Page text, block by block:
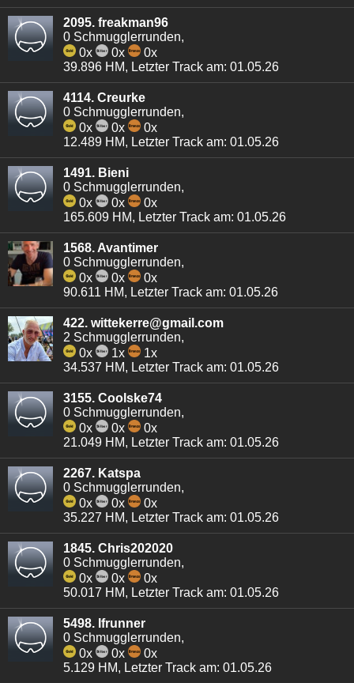
2095. freakman96
0 Schmugglerrunden,
0x
0x
0x
39.896 HM, Letzter Track am: 01.05.26
4114. Creurke
0 Schmugglerrunden,
0x
0x
0x
12.489 HM, Letzter Track am: 01.05.26
1491. Bieni
0 Schmugglerrunden,
0x
0x
0x
165.609 HM, Letzter Track am: 01.05.26
1568. Avantimer
0 Schmugglerrunden,
0x
0x
0x
90.611 HM, Letzter Track am: 01.05.26
422. wittekerre@gmail.com
2 Schmugglerrunden,
0x
1x
1x
34.537 HM, Letzter Track am: 01.05.26
3155. Coolske74
0 Schmugglerrunden,
0x
0x
0x
21.049 HM, Letzter Track am: 01.05.26
2267. Katspa
0 Schmugglerrunden,
0x
0x
0x
35.227 HM, Letzter Track am: 01.05.26
1845. Chris202020
0 Schmugglerrunden,
0x
0x
0x
50.017 HM, Letzter Track am: 01.05.26
5498. Ifrunner
0 Schmugglerrunden,
0x
0x
0x
5.129 HM, Letzter Track am: 01.05.26